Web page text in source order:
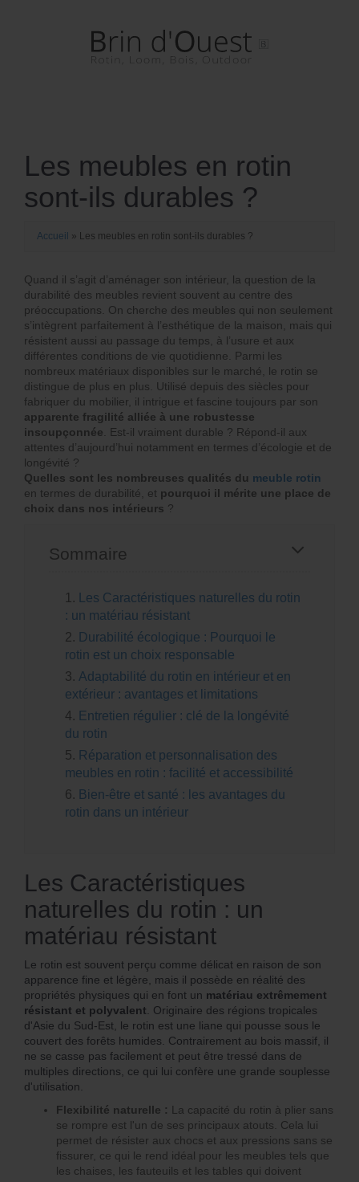
Les meubles en rotin
sont-ils durables ?
Accueil » Les meubles en rotin sont-ils durables ?
Quand il s’agit d’aménager son intérieur, la question de la
durabilité des meubles revient souvent au centre des
préoccupations. On cherche des meubles qui non seulement
s’intègrent parfaitement à l’esthétique de la maison, mais qui
résistent aussi au passage du temps, à l’usure et aux
différentes conditions de vie quotidienne. Parmi les
nombreux matériaux disponibles sur le marché, le rotin se
distingue de plus en plus. Utilisé depuis des siècles pour
fabriquer du mobilier, il intrigue et fascine toujours par son
apparente fragilité alliée à une robustesse
insoupçonnée . Est-il vraiment durable ? Répond-il aux
attentes d’aujourd’hui notamment en termes d’écologie et de
longévité ?
Quelles sont les nombreuses qualités du meuble rotin
en termes de durabilité, et pourquoi il mérite une place de
choix dans nos intérieurs ?
Sommaire
1. Les Caractéristiques naturelles du rotin
: un matériau résistant
2. Durabilité écologique : Pourquoi le
rotin est un choix responsable
3. Adaptabilité du rotin en intérieur et en
extérieur : avantages et limitations
4. Entretien régulier : clé de la longévité
du rotin
5. Réparation et personnalisation des
meubles en rotin : facilité et accessibilité
6. Bien-être et santé : les avantages du
rotin dans un intérieur
Les Caractéristiques
naturelles du rotin : un
matériau résistant
Le rotin est souvent perçu comme délicat en raison de son
apparence fine et légère, mais il possède en réalité des
propriétés physiques qui en font un matériau extrêmement
résistant et polyvalent . Originaire des régions tropicales
d'Asie du Sud-Est, le rotin est une liane qui pousse sous le
couvert des forêts humides. Contrairement au bois massif, il
ne se casse pas facilement et peut être tressé dans de
multiples directions, ce qui lui confère une grande souplesse
d'utilisation.
Flexibilité naturelle : La capacité du rotin à plier sans
se rompre est l'un de ses principaux atouts. Cela lui
permet de résister aux chocs et aux pressions sans se
fissurer, ce qui le rend idéal pour les meubles tels que
les chaises, les fauteuils et les tables qui doivent